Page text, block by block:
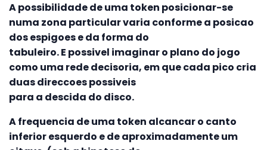
A possibilidade de uma token posicionar-se
numa zona particular varia conforme a posicao
dos espigoes e da forma do
tabuleiro. E possivel imaginar o plano do jogo
como uma rede decisoria, em que cada pico cria
duas direccoes possiveis
para a descida do disco.
A frequencia de uma token alcancar o canto
inferior esquerdo e de aproximadamente um